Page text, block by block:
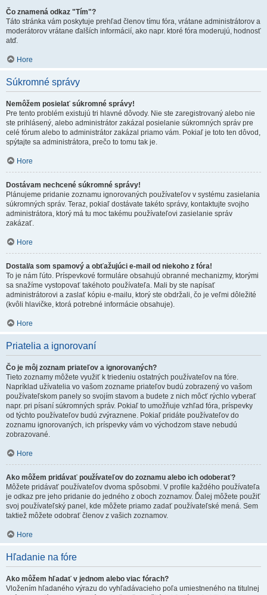
Čo znamená odkaz "Tím"?
Táto stránka vám poskytuje prehľad členov tímu fóra, vrátane administrátorov a
moderátorov vrátane ďalších informácií, ako napr. ktoré fóra moderujú, hodnosť
atď.
Hore
Súkromné správy
Nemôžem posielať súkromné správy!
Pre tento problém existujú tri hlavné dôvody. Nie ste zaregistrovaný alebo nie
ste prihlásený, alebo administrátor zakázal posielanie súkromných správ pre
celé fórum alebo to administrátor zakázal priamo vám. Pokiaľ je toto ten dôvod,
spýtajte sa administrátora, prečo to tomu tak je.
Hore
Dostávam nechcené súkromné správy!
Plánujeme pridanie zoznamu ignorovaných používateľov v systému zasielania
súkromných správ. Teraz, pokiaľ dostávate takéto správy, kontaktujte svojho
administrátora, ktorý má tu moc takému používateľovi zasielanie správ
zakázať.
Hore
Dostal/a som spamový a obťažujúci e-mail od niekoho z fóra!
To je nám ľúto. Príspevkové formuláre obsahujú obranné mechanizmy, ktorými
sa snažíme vystopovať takéhoto používateľa. Mali by ste napísať
administrátorovi a zaslať kópiu e-mailu, ktorý ste obdržali, čo je veľmi dôležité
(kvôli hlavičke, ktorá potrebné informácie obsahuje).
Hore
Priatelia a ignorovaní
Čo je môj zoznam priateľov a ignorovaných?
Tieto zoznamy môžete využiť k triedeniu ostatných používateľov na fóre.
Napríklad užívatelia vo vašom zozname priateľov budú zobrazený vo vašom
používateľskom panely so svojím stavom a budete z nich môcť rýchlo vyberať
napr. pri písaní súkromných správ. Pokiaľ to umožňuje vzhľad fóra, príspevky
od týchto používateľov budú zvýraznene. Pokiaľ pridáte používateľov do
zoznamu ignorovaných, ich príspevky vám vo východzom stave nebudú
zobrazované.
Hore
Ako môžem pridávať používateľov do zoznamu alebo ich odoberať?
Môžete pridávať používateľov dvoma spôsobmi. V profile každého používateľa
je odkaz pre jeho pridanie do jedného z oboch zoznamov. Ďalej môžete použiť
svoj používateľský panel, kde môžete priamo zadať používateľské mená. Sem
taktiež môžete odobrať členov z vašich zoznamov.
Hore
Hľadanie na fóre
Ako môžem hľadať v jednom alebo viac fórach?
Vložením hľadaného výrazu do vyhľadávacieho poľa umiestneného na titulnej